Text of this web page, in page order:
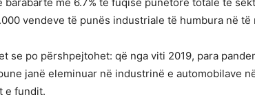
vendeve të punës industriale të humbura në
se po përshpejtohet: që nga viti 2019, para
janë eleminuar në industrinë e automobilave
e fundit.